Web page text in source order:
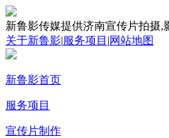
新鲁影传媒提供济南宣传片拍摄
关于新鲁影|服务项目 |网站地图
新鲁影首页
服务项目
宣传片制作